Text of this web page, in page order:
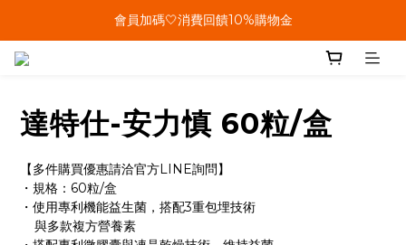
單筆結帳金額滿899🤍超取/郵寄免運費
會員加碼🤍消費回饋10%購物金
達特仕-安力慎 60粒/盒
【多件購買優惠請洽官方LINE詢問】
・規格：60粒/盒
・使用專利機能益生菌，搭配3重包埋技術
    與多款複方營養素